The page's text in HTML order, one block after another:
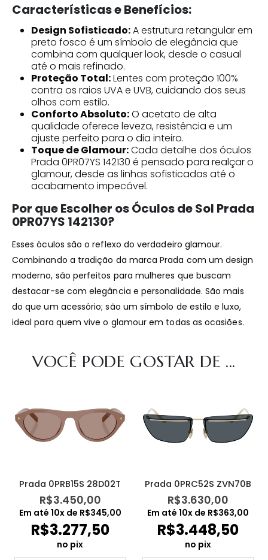
Características e Benefícios:
Design Sofisticado:A estrutura retangular em
preto fosco é um símbolo de elegância que
combina com qualquer look, desde o casual
até o mais refinado.
Proteção Total:Lentes com proteção 100%
contra os raios UVA e UVB, cuidando dos seus
olhos com estilo.
Conforto Absoluto:O acetato de alta
qualidade oferece leveza, resistência e um
ajuste perfeito para o dia inteiro.
Toque de Glamour:Cada detalhe dos óculos
Prada 0PR07YS 142130 é pensado para realçar o
glamour, desde as linhas sofisticadas até o
acabamento impecável.
Por que Escolher os Óculos de Sol Prada
0PR07YS 142130?
Esses óculos são o reflexo do verdadeiro glamour.
Combinando a tradição da marca Prada com um design
moderno, são perfeitos para mulheres que buscam
destacar-se com elegância e personalidade. São mais
do que um acessório; são um símbolo de estilo e luxo,
ideal para quem vive o glamour em todas as ocasiões.
VOCÊ PODE GOSTAR DE ...
Prada 0PRB15S 28D02T
R$3.450,00
Em até 10x de R$345,00
R$3.277,50
no pix
Prada 0PRC52S ZVN70B
R$3.630,00
Em até 10x de R$363,00
R$3.448,50
no pix